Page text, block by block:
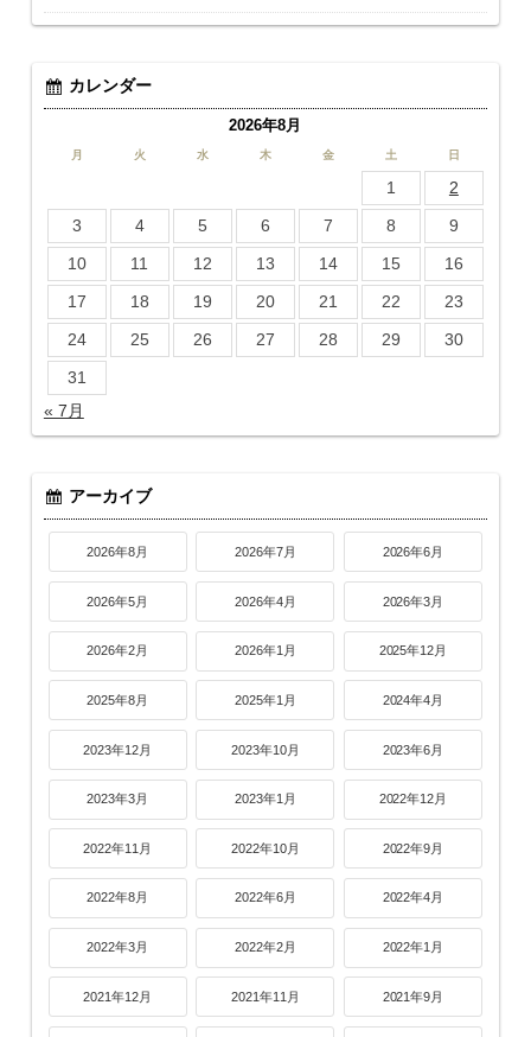
カレンダー
2026年8月
月 火 水 木 金 土 日
1
2
3
4 5 6 7 8
9
10
11 12 13 14 15
16
17
18 19 20 21 22
23
24
25 26 27 28 29
30
31
« 7月
アーカイブ
2026年8月 2026年7月 2026年6月
2026年5月 2026年4月 2026年3月
2026年2月 2026年1月 2025年12月
2025年8月 2025年1月 2024年4月
2023年12月 2023年10月 2023年6月
2023年3月 2023年1月 2022年12月
2022年11月 2022年10月 2022年9月
2022年8月 2022年6月 2022年4月
2022年3月 2022年2月 2022年1月
2021年12月 2021年11月 2021年9月